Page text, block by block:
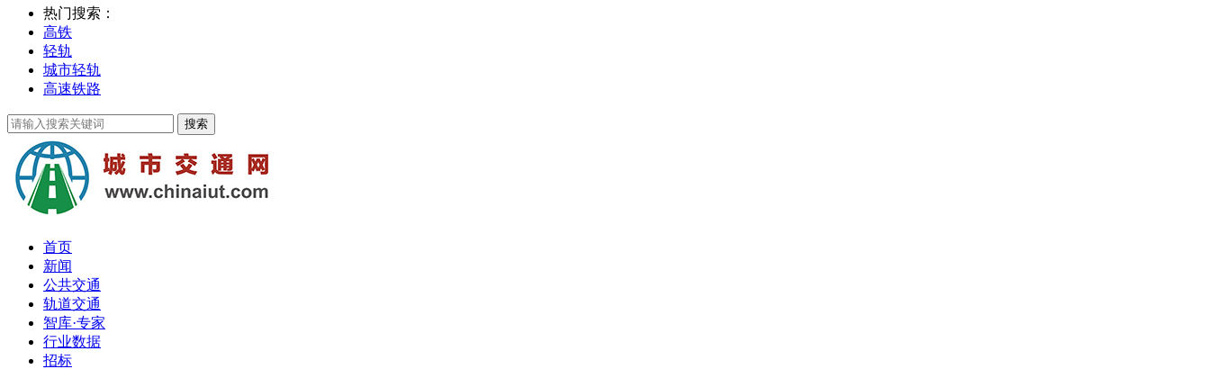
热门搜索：
高铁
轻轨
城市轻轨
高速铁路
首页
新闻
公共交通
轨道交通
智库·专家
行业数据
招标